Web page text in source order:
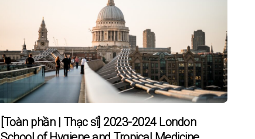
[Toàn phần | Thạc sĩ] 2023-2024 London